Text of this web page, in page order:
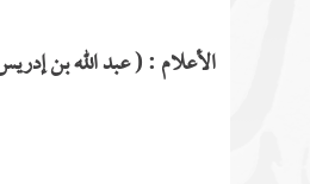
الأعلام : ( عبد الله بن